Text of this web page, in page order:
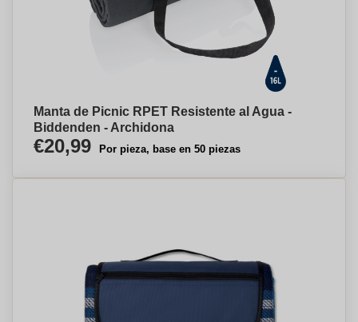
Manta de Picnic RPET Resistente al Agua -
Biddenden - Archidona
€20,99 Por pieza, base en 50 piezas